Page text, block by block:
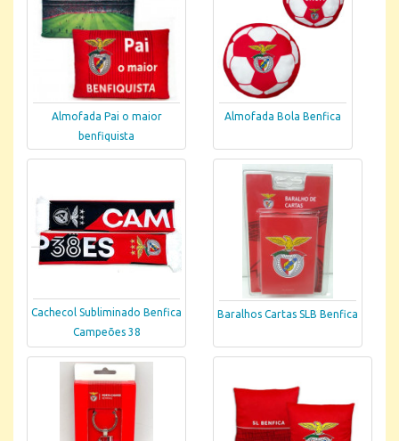
Almofada Pai o maior
benfiquista
Almofada Bola Benfica
Cachecol Subliminado Benfica
Campeões 38
Baralhos Cartas SLB Benfica